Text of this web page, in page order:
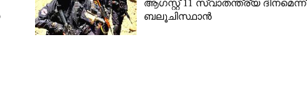
ആഗസ്റ്റ് 11 സ്വാതന്ത്ര്യ ദിനമെന്ന്
ബലൂചിസ്ഥാൻ